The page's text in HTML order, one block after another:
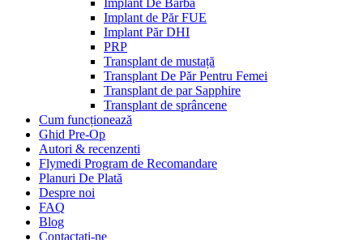
Implant de Păr FUE
Implant Păr DHI
PRP
Transplant de mustață
Transplant De Păr Pentru Femei
Transplant de par Sapphire
Transplant de sprâncene
Cum funcționează
Ghid Pre-Op
Autori & recenzenti
Flymedi Program de Recomandare
Planuri De Plată
Despre noi
FAQ
Blog
Contactați-ne